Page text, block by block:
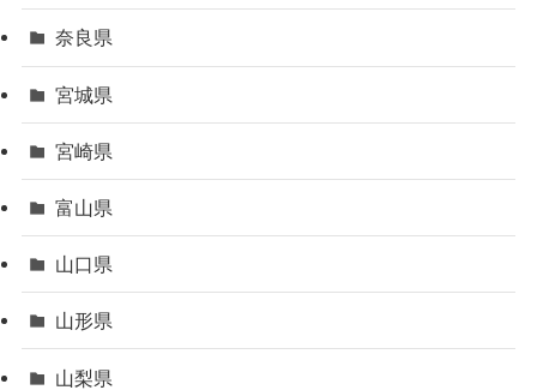
奈良県
宮城県
宮崎県
富山県
山口県
山形県
山梨県